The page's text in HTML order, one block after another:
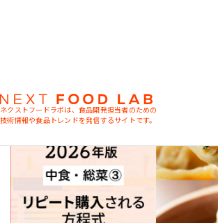
ネクストフードラボは、食品開発担当者のための
技術情報や食品トレンドを発信するサイトです。
記事
製品情報
レシピ
イベント・セミナー
ミヨシ油脂の強み